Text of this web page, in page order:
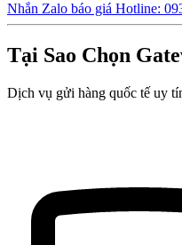
Nhắn Zalo báo giá Hotline:
Tại Sao Chọn
Dịch vụ gửi hàng quốc tế uy